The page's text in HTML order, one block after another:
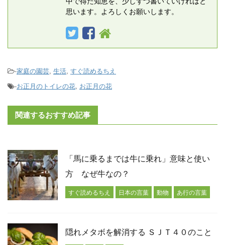
思います。よろしくお願いします。
-家庭の園芸, 生活, すぐ読めるちえ
-お正月のトイレの花, お正月の花
関連するおすすめ記事
「馬に乗るまでは牛に乗れ」意味と使い
方 なぜ牛なの？
すぐ読めるちえ 日本の言葉 動物 あ行の言葉
隠れメタボを解消する ＳＪＴ４０のこと